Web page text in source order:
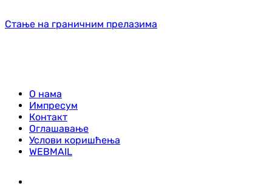
Стање на граничним прелазима
О нама
Импресум
Контакт
Оглашавање
Услови коришћења
WEBMAIL